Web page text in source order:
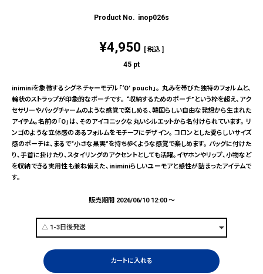
inop026s
¥4,950 税込
45 pt
iniminiを象徴するシグネチャーモデル「‘O’ pouch」。 丸みを帯びた独特のフォルムと、
輪状のストラップが印象的なポーチです。 “収納するためのポーチ”という枠を超え、アク
セサリーやバッグチャームのような感覚で楽しめる、韓国らしい自由な発想から生まれた
アイテム。名前の「O」は、そのアイコニックな丸いシルエットから名付けられています。 リ
ンゴのような立体感のあるフォルムをモチーフにデザイン。 コロンとした愛らしいサイズ
感のポーチは、まるで“小さな果実”を持ち歩くような感覚で楽しめます。 バッグに付けた
り、手首に掛けたり、スタイリングのアクセントとしても活躍。イヤホンやリップ、小物など
を収納できる実用性も兼ね備えた、iniminiらしいユーモアと感性が詰まったアイテムで
す。
販売期間 2026/06/10 12:00〜
カートに入れる